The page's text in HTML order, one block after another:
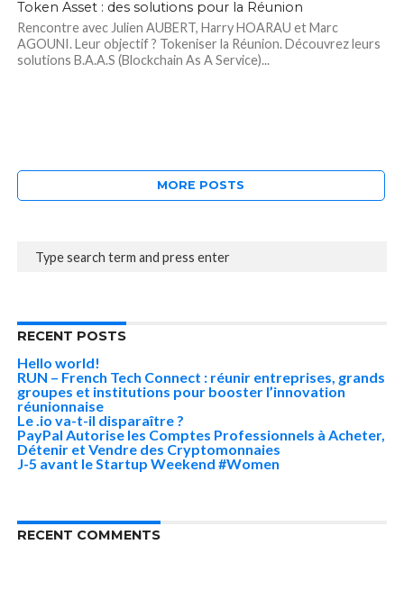
Token Asset : des solutions pour la Réunion
Rencontre avec Julien AUBERT, Harry HOARAU et Marc
AGOUNI. Leur objectif ? Tokeniser la Réunion. Découvrez leurs
solutions B.A.A.S (Blockchain As A Service)...
MORE POSTS
RECENT POSTS
Hello world!
RUN – French Tech Connect : réunir entreprises, grands
groupes et institutions pour booster l’innovation
réunionnaise
Le .io va-t-il disparaître ?
PayPal Autorise les Comptes Professionnels à Acheter,
Détenir et Vendre des Cryptomonnaies
J-5 avant le Startup Weekend #Women
RECENT COMMENTS